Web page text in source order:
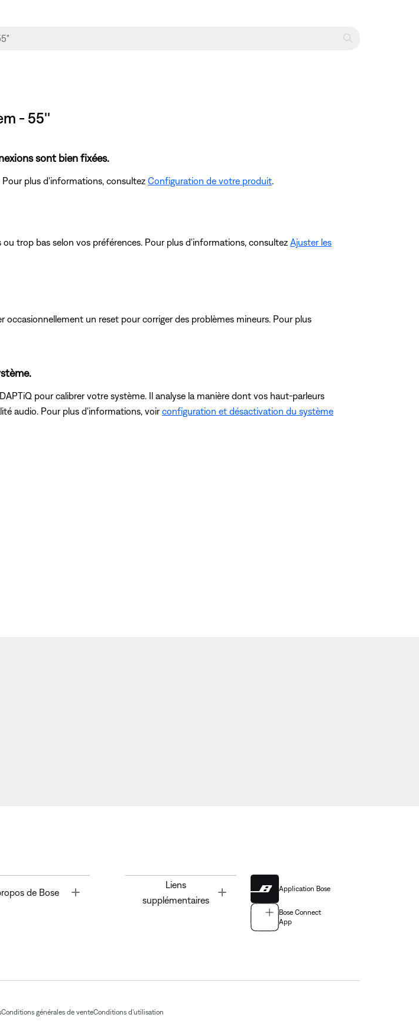
- 55''
sont bien fixées.
plus d'informations, consultez Configuration de votre produit
trop bas selon vos préférences. Pour plus d'informations, consultez Ajuster les
un reset pour corriger des problèmes mineurs. Pour plus
pour calibrer votre système. Il analyse la manière dont vos haut-parleurs
audio. Pour plus d'informations, voirconfiguration et désactivation du système
de Bose Toggle
Liens
supplémentaires
Application Bose
Bose Connect
App
Conditions générales de venteConditions d'utilisation